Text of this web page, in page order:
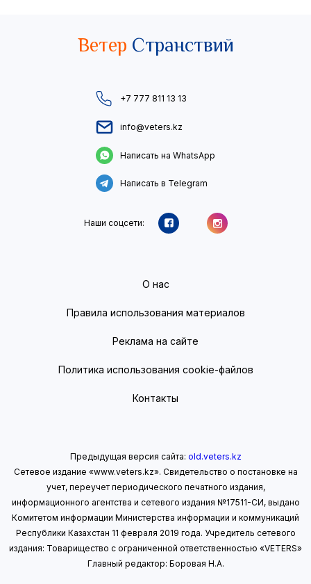
Ветер Странствий
+7 777 811 13 13
info@veters.kz
Написать на WhatsApp
Написать в Telegram
Наши соцсети:
О нас
Правила использования материалов
Реклама на сайте
Политика использования cookie-файлов
Контакты
Предыдущая версия сайта: old.veters.kz
Сетевое издание «www.veters.kz». Свидетельство о постановке на
учет, переучет периодического печатного издания,
информационного агентства и сетевого издания №17511-СИ, выдано
Комитетом информации Министерства информации и коммуникаций
Республики Казахстан 11 февраля 2019 года. Учредитель сетевого
издания: Товарищество с ограниченной ответственностью «VETERS»
Главный редактор: Боровая Н.А.